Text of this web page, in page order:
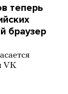
теперь
браузер
VK